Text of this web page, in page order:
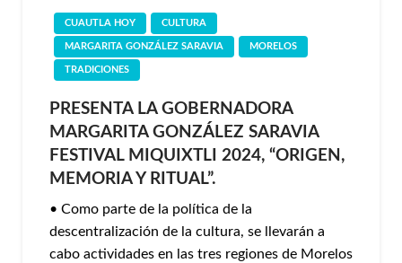
CUAUTLA HOY CULTURA
MARGARITA GONZÁLEZ SARAVIA MORELOS
TRADICIONES
PRESENTA LA GOBERNADORA
MARGARITA GONZÁLEZ SARAVIA
FESTIVAL MIQUIXTLI 2024, “ORIGEN,
MEMORIA Y RITUAL”.
• Como parte de la política de la
descentralización de la cultura, se llevarán a
cabo actividades en las tres regiones de Morelos